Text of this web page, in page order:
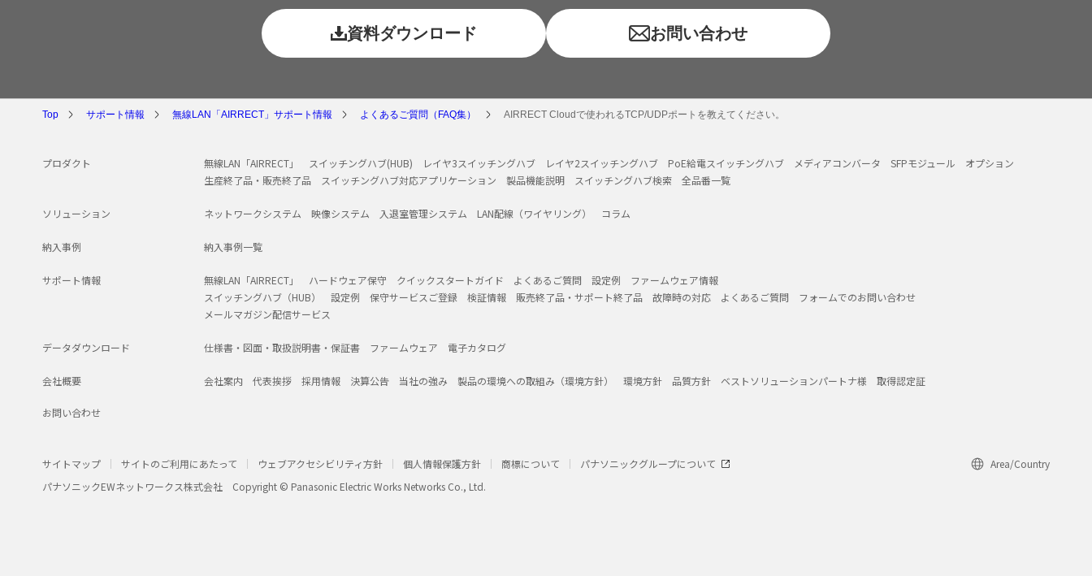
資料ダウンロード お問い合わせ
Top サポート情報 無線LAN「AIRRECT」サポート情報 よくあるご質問（FAQ集） AIRRECT Cloudで使われるTCP/UDPポートを教えてください。
プロダクト 無線LAN「AIRRECT」 スイッチングハブ(HUB) レイヤ3スイッチングハブ レイヤ2スイッチングハブ PoE給電スイッチングハブ メディアコンバータ SFPモジュール
オプション
生産終了品・販売終了品
スイッチングハブ対応アプリケーション 製品機能説明 スイッチングハブ検索 全品番一覧
ソリューション ネットワークシステム 映像システム 入退室管理システム LAN配線（ワイヤリング） コラム
納入事例 納入事例一覧
サポート情報 無線LAN「AIRRECT」 ハードウェア保守 クイックスタートガイド よくあるご質問 設定例
ファームウェア情報
スイッチングハブ（HUB）
設定例 保守サービスご登録 検証情報 販売終了品・サポート終了品 故障時の対応 よくあるご質問
フォームでのお問い合わせ
メールマガジン配信サービス
データダウンロード 仕様書・図面・取扱説明書・保証書 ファームウェア 電子カタログ
会社概要 会社案内 代表挨拶 採用情報 決算公告 当社の強み 製品の環境への取組み（環境方針） 環境方針 品質方針 ベストソリューションパートナ様 取得認定証
お問い合わせ
サイトマップ サイトのご利用にあたって ウェブアクセシビリティ方針 個人情報保護方針 商標について パナソニックグループについて
Area/Country
パナソニックEWネットワークス株式会社
Copyright © Panasonic Electric Works Networks Co., Ltd.